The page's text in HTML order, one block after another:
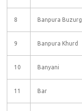
8 Banpura Buzurg
9 Banpura Khurd
10 Banyani
11 Bar